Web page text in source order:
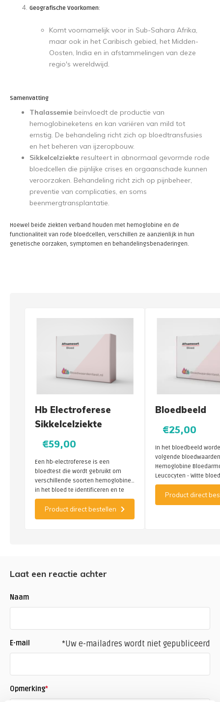
Geografische Voorkomen:
Komt voornamelijk voor in Sub-Sahara Afrika,
maar ook in het Caribisch gebied, het Midden-
Oosten, India en in afstammelingen van deze
regio's wereldwijd.
Samenvatting
Thalassemie beïnvloedt de productie van
hemoglobineketens en kan variëren van mild tot
ernstig. De behandeling richt zich op bloedtransfusies
en het beheren van ijzeropbouw.
Sikkelcelziekte resulteert in abnormaal gevormde rode
bloedcellen die pijnlijke crises en orgaanschade kunnen
veroorzaken. Behandeling richt zich op pijnbeheer,
preventie van complicaties, en soms
beenmergtransplantatie.
Hoewel beide ziekten verband houden met hemoglobine en de
functionaliteit van rode bloedcellen, verschillen ze aanzienlijk in hun
genetische oorzaken, symptomen en behandelingsbenaderingen.
Hb Electroferese
Sikkelcelziekte
€59,00
Een hb-electroferese is een
bloedtest die wordt gebruikt om
verschillende soorten hemoglobine
in het bloed te identificeren en te
kwantificeren waaronder erfelijke
hemoglobinestoornissen zoals
sikkelcelanemie, thallassemie en
Product direct bestellen
Bloedbeeld
€25,00
In het bloedbeeld
volgende
Hemoglobine
Leucocyten - Witte
Infecties Bloedplaatjes
(Trombocyten) enz
Product direct
Laat een reactie achter
Naam
E-mail *Uw e-mailadres wordt niet gepubliceerd
Opmerking*